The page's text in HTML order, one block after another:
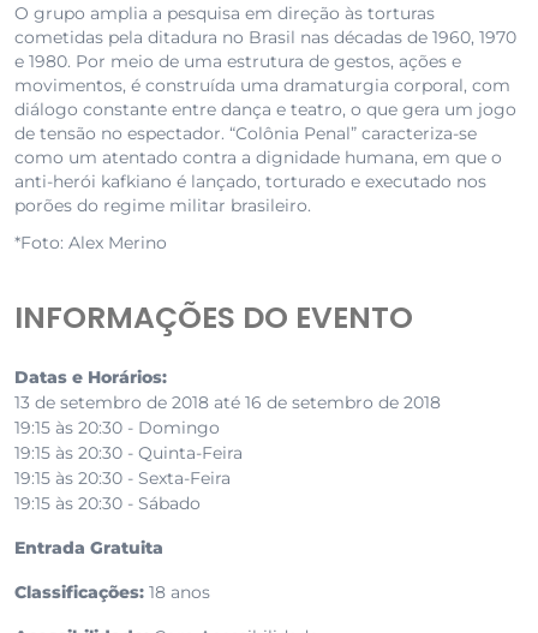
O grupo amplia a pesquisa em direção às torturas
cometidas pela ditadura no Brasil nas décadas de 1960, 1970
e 1980. Por meio de uma estrutura de gestos, ações e
movimentos, é construída uma dramaturgia corporal, com
diálogo constante entre dança e teatro, o que gera um jogo
de tensão no espectador. “Colônia Penal” caracteriza-se
como um atentado contra a dignidade humana, em que o
anti-herói kafkiano é lançado, torturado e executado nos
porões do regime militar brasileiro.
*Foto: Alex Merino
INFORMAÇÕES DO EVENTO
Datas e Horários:
13 de setembro de 2018 até 16 de setembro de 2018
19:15 às 20:30 - Domingo
19:15 às 20:30 - Quinta-Feira
19:15 às 20:30 - Sexta-Feira
19:15 às 20:30 - Sábado
Entrada Gratuita
Classificações: 18 anos